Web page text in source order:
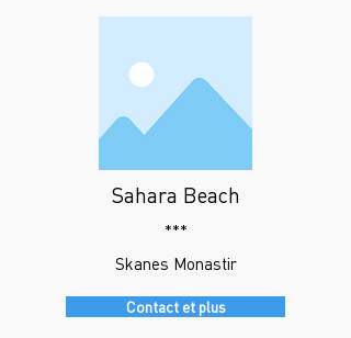
Sahara Beach
***
Skanes Monastir
Contact et plus